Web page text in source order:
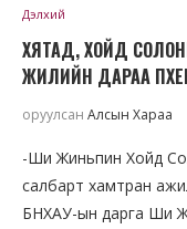
Дэлхий
ХЯТАД, ХОЙД
ЖИЛИЙН ДАРАА
оруулсан Алсын Хараа
-Ши Жиньпин Хойд
салбарт хамтран
БНХАУ-ын дарга Ши